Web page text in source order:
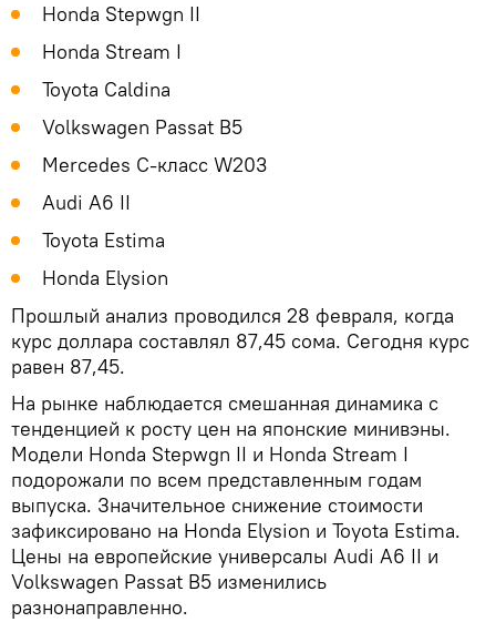
Honda Stepwgn II
Honda Stream I
Toyota Caldina
Volkswagen Passat B5
Mercedes C-класс W203
Audi A6 II
Toyota Estima
Honda Elysion
Прошлый анализ проводился 28 февраля, когда
курс доллара составлял 87,45 сома. Сегодня курс
равен 87,45.
На рынке наблюдается смешанная динамика с
тенденцией к росту цен на японские минивэны.
Модели Honda Stepwgn II и Honda Stream I
подорожали по всем представленным годам
выпуска. Значительное снижение стоимости
зафиксировано на Honda Elysion и Toyota Estima.
Цены на европейские универсалы Audi A6 II и
Volkswagen Passat B5 изменились
разнонаправленно.